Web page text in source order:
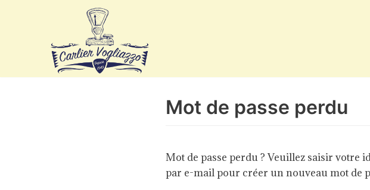
Mot de passe perdu
Mot de passe perdu ? Veuillez saisir votre
par e-mail pour créer un nouveau mot de